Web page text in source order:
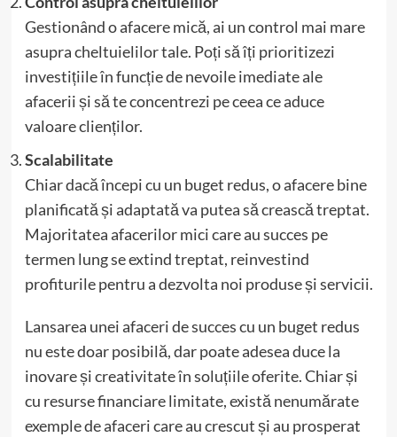
Gestionând o afacere mică, ai un control mai mare
asupra cheltuielilor tale. Poți să îți prioritizezi
investițiile în funcție de nevoile imediate ale
afacerii și să te concentrezi pe ceea ce aduce
valoare clienților.
Scalabilitate
Chiar dacă începi cu un buget redus, o afacere bine
planificată și adaptată va putea să crească treptat.
Majoritatea afacerilor mici care au succes pe
termen lung se extind treptat, reinvestind
profiturile pentru a dezvolta noi produse și servicii.
Lansarea unei afaceri de succes cu un buget redus
nu este doar posibilă, dar poate adesea duce la
inovare și creativitate în soluțiile oferite. Chiar și
cu resurse financiare limitate, există nenumărate
exemple de afaceri care au crescut și au prosperat